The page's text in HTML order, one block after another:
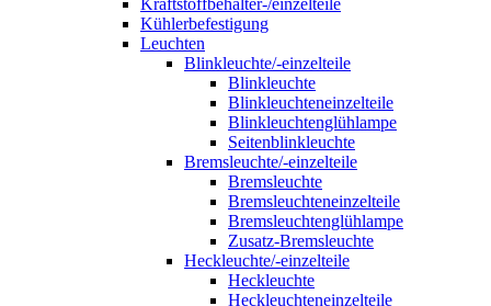
Kraftstoffbehälter-/einzelteile
Kühlerbefestigung
Leuchten
Blinkleuchte/-einzelteile
Blinkleuchte
Blinkleuchteneinzelteile
Blinkleuchtenglühlampe
Seitenblinkleuchte
Bremsleuchte/-einzelteile
Bremsleuchte
Bremsleuchteneinzelteile
Bremsleuchtenglühlampe
Zusatz-Bremsleuchte
Heckleuchte/-einzelteile
Heckleuchte
Heckleuchteneinzelteile